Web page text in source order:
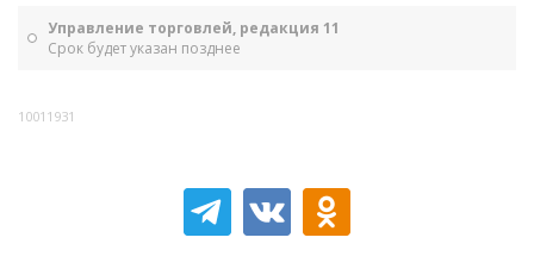
Управление торговлей, редакция 11
Срок будет указан позднее
10011931